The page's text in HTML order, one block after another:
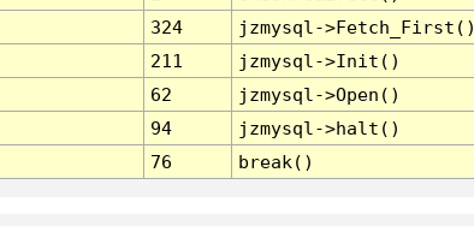
324
jzmysql-
211
jzmysql->Init()
62
jzmysql->Open()
94
jzmysql->halt()
76 break()